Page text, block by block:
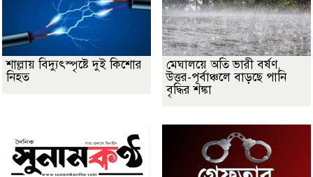
শাল্লায় বিদ্যুৎস্পৃষ্টে দুই কিশোর
নিহত
মেঘালয়ে অতি ভারী বর্ষণ,
উত্তর-পূর্বাঞ্চলে বাড়ছে পানি
বৃদ্ধির শঙ্কা